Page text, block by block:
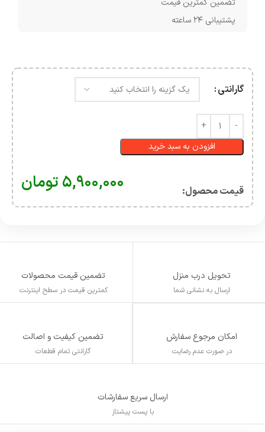
تضمین کمترین قیمت
پشتیبانی ۲۴ ساعته
گارانتی
افزودن به سبد خرید
قیمت محصول:​ ۵,۹۰۰,۰۰۰ تومان
تحویل درب منزل
ارسال به نشانی شما
تضمین قیمت محصولات
کمترین قیمت در سطح اینترنت
امکان مرجوع سفارش
در صورت عدم رضایت
تضمین کیفیت و اصالت
گارانتی تمام قطعات
ارسال سریع سفارشات
با پست پیشتاز